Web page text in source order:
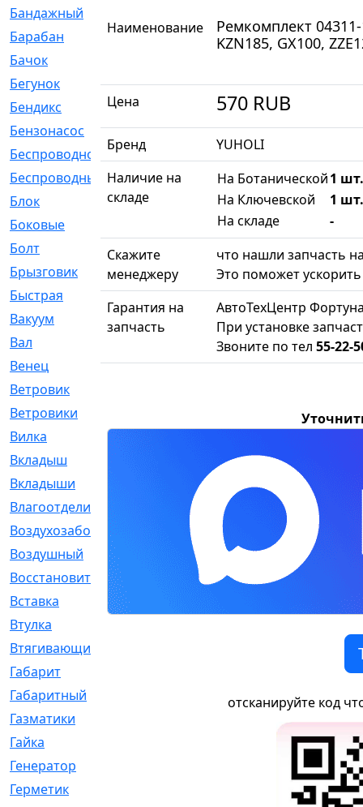
Бандажный
Барабан
[5]
Бачок
Бегунок
[21]
Бендикс
Бензонасос
[17]
Беспроводное
Беспроводные
[1]
Блок
[81]
Боковые
Болт
[247]
Брызговик
[77]
Быстрая
[2]
Вакуум
Вал
Венец
[16]
Ветровик
Ветровики
Вилка
Вкладыш
Вкладыши
Влагоотделитель
Воздухозаборник
Воздушный
Восстановительный
Вставка
Втулка
Втягивающий
Габарит
Габаритный
Газматики
Гайка
Генератор
Герметик
Наименование
Ремкомплект
KZN185, GX100,
Цена 570 RUB
Бренд
YUHOLI
Наличие на
складе
На Ботанической1
На Ключевской
1
На складе
-
Скажите
менеджеру
что нашли запчасть
Это поможет ускорить
Гарантия на
запчасть
АвтоТехЦентр
При установке
Звоните по тел 55-22-
отсканируйте код